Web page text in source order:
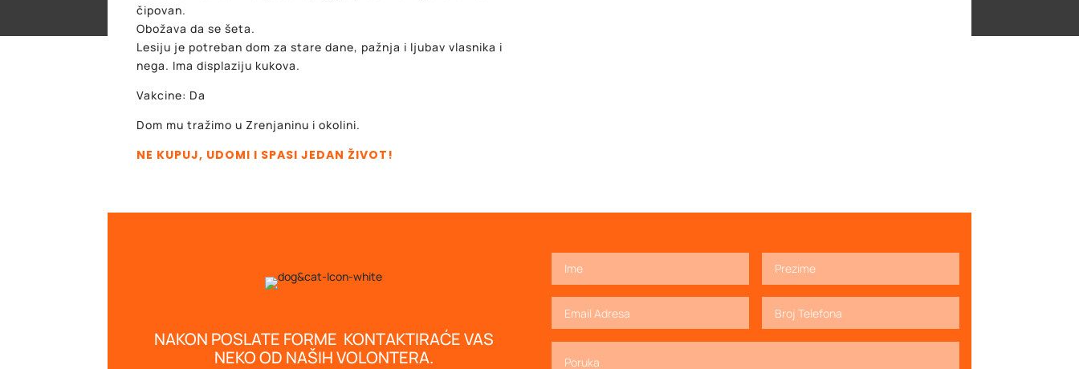
čipovan.
Obožava da se šeta.
Lesiju je potreban dom za stare dane, pažnja i ljubav vlasnika i
nega. Ima displaziju kukova.
Vakcine: Da
Dom mu tražimo u Zrenjaninu i okolini.
NE KUPUJ, UDOMI I SPASI JEDAN ŽIVOT!
NAKON POSLATE FORME KONTAKTIRAĆE VAS
NEKO OD NAŠIH VOLONTERA.